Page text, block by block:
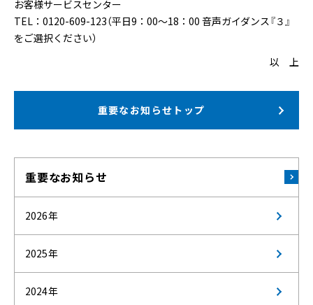
お客様サービスセンター
TEL：0120-609-123（平日9：00～18：00 音声ガイダンス『３』
をご選択ください）
以 上
重要なお知らせトップ
重要なお知らせ
2026年
2025年
2024年